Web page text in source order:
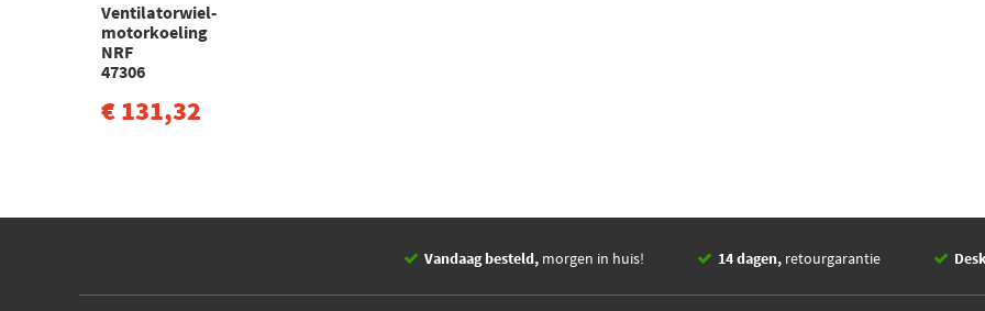
Ventilatorwiel-
motorkoeling
NRF
47306
€ 131,32
Vandaag besteld, morgen in huis! 14 dagen, retourgarantie